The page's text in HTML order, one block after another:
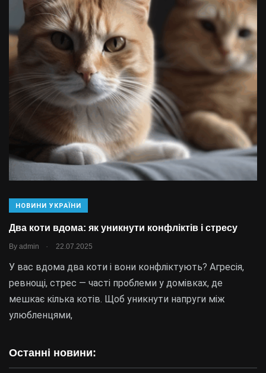
НОВИНИ УКРАЇНИ
Два коти вдома: як уникнути конфліктів і стресу
By admin . 22.07.2025
У вас вдома два коти і вони конфліктують? Агресія,
ревнощі, стрес — часті проблеми у домівках, де
мешкає кілька котів. Щоб уникнути напруги між
улюбленцями,
Останні новини: